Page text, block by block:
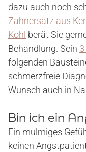
dazu auch noch
Zahnersatz aus
Kohl berät Sie
Behandlung. Sein
folgenden
schmerzfreie
Wunsch auch in
Bin ich ein
Ein mulmiges
keinen